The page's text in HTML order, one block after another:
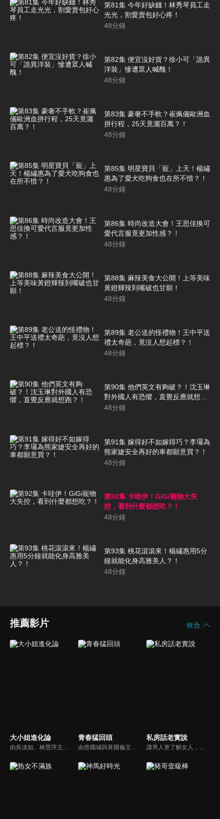
第81集 今年好缺錢！林秀琴員工走
光光，割愛賣包好心疼！
48分鐘
第82集 便宜沒好貨？徐小可「詭異
洋裝」慘遭眾人喊醜！
48分鐘
第83集 豪奢不手軟？崔佩儀歐洲血
拼行程，25天竟灑百萬？！
48分鐘
第85集 明星寶貝「寵」上天！楊繡
惠為了愛犬吃狗食也在所不惜？！
48分鐘
第86集 時尚改造大會！王思佳換可
愛代言服竟更加性感？！
48分鐘
第88集 麻辣美食大公開！上等美味
黃鐙輝辣到嘴破也甘願！
48分鐘
第89集 老公送的怪禮物！王中平送
禮太奇葩，竟沒人想起標？！
48分鐘
第90集 他們英文有夠破？！沈玉琳
對外國人有恐懼，直覺反應就想
跑？！
48分鐘
第91集 嫁得好不如嫁得巧？李㼈為
熊家婕安全再好的車都願意買？！
48分鐘
第92集 卡哇伊！GiGi寵物大失
控，看到什麼都想吃？！
48分鐘
第93集 桃花滾滾來！楊繡惠用5分
鐘就能化身高雅美人？！
48分鐘
推薦影片 收合
大小姐進化論 青春猛回頭 私房話老實說